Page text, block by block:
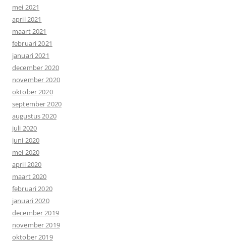
mei 2021
april 2021
maart 2021
februari 2021
januari 2021
december 2020
november 2020
oktober 2020
september 2020
augustus 2020
juli 2020
juni 2020
mei 2020
april 2020
maart 2020
februari 2020
januari 2020
december 2019
november 2019
oktober 2019